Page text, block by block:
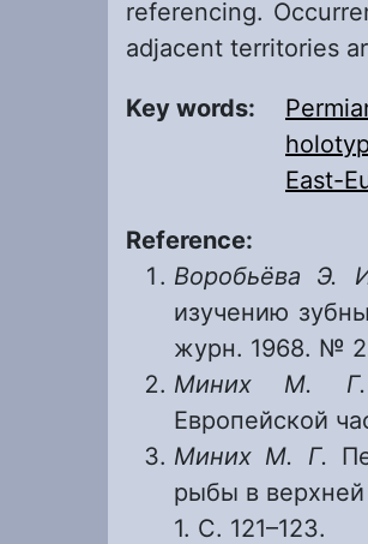
referencing.
adjacent territories
Key words:
East-
Reference:
Воробьёва
изучению
журн. 1968. №
Миних М.
Европейской
Миних М. Г.
рыбы в
1. С. 121–123.